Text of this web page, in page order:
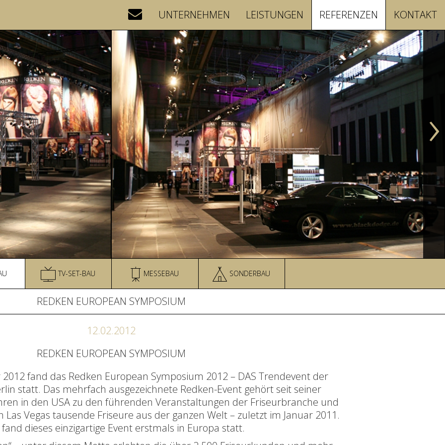
UNTERNEHMEN LEISTUNGEN REFERENZEN KONTAKT
›
TV-SET-BAU MESSEBAU SONDERBAU
REDKEN EUROPEAN SYMPOSIUM
12.02.2012
REDKEN EUROPEAN SYMPOSIUM
fand das Redken European Symposium 2012 – DAS Trendevent der
statt. Das mehrfach ausgezeichnete Redken-Event gehört seit seiner
in den USA zu den führenden Veranstaltungen der Friseurbranche und
Las Vegas tausende Friseure aus der ganzen Welt – zuletzt im Januar 2011.
dieses einzigartige Event erstmals in Europa statt.